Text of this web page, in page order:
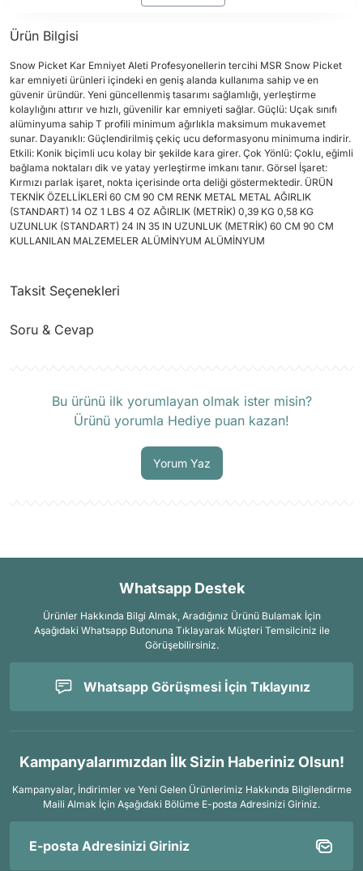
Ürün Bilgisi
Snow Picket Kar Emniyet Aleti Profesyonellerin tercihi MSR Snow Picket
kar emniyeti ürünleri içindeki en geniş alanda kullanıma sahip ve en
güvenir üründür. Yeni güncellenmiş tasarımı sağlamlığı, yerleştirme
kolaylığını attırır ve hızlı, güvenilir kar emniyeti sağlar. Güçlü: Uçak sınıfı
alüminyuma sahip T profili minimum ağırlıkla maksimum mukavemet
sunar. Dayanıklı: Güçlendirilmiş çekiç ucu deformasyonu minimuma indirir.
Etkili: Konik biçimli ucu kolay bir şekilde kara girer. Çok Yönlü: Çoklu, eğimli
bağlama noktaları dik ve yatay yerleştirme imkanı tanır. Görsel İşaret:
Kırmızı parlak işaret, nokta içerisinde orta deliği göstermektedir. ÜRÜN
TEKNİK ÖZELLİKLERİ 60 CM 90 CM RENK METAL METAL AĞIRLIK
(STANDART) 14 OZ 1 LBS 4 OZ AĞIRLIK (METRİK) 0,39 KG 0,58 KG
UZUNLUK (STANDART) 24 IN 35 IN UZUNLUK (METRİK) 60 CM 90 CM
KULLANILAN MALZEMELER ALÜMİNYUM ALÜMİNYUM
Taksit Seçenekleri
Soru & Cevap
Bu ürünü ilk yorumlayan olmak ister misin?
Ürünü yorumla Hediye puan kazan!
Yorum Yaz
Whatsapp Destek
Ürünler Hakkında Bilgi Almak, Aradığınız Ürünü Bulamak İçin
Aşağıdaki Whatsapp Butonuna Tıklayarak Müşteri Temsilciniz ile
Görüşebilirsiniz.
Whatsapp Görüşmesi İçin Tıklayınız
Kampanyalarımızdan İlk Sizin Haberiniz Olsun!
Kampanyalar, İndirimler ve Yeni Gelen Ürünlerimiz Hakkında Bilgilendirme
Maili Almak İçin Aşağıdaki Bölüme E-posta Adresinizi Giriniz.